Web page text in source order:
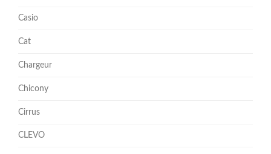
Casio
Cat
Chargeur
Chicony
Cirrus
CLEVO